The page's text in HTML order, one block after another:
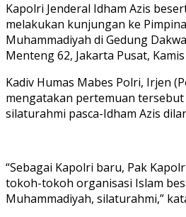
Kapolri Jenderal Idham Azis
melakukan kunjungan ke
Muhammadiyah di Gedung
Menteng 62, Jakarta Pusat,
Kadiv Humas Mabes Polri, Irjen
mengatakan pertemuan
silaturahmi pasca-Idham Azis
“Sebagai Kapolri baru, Pak
tokoh-tokoh organisasi Islam
Muhammadiyah, silaturahmi,”